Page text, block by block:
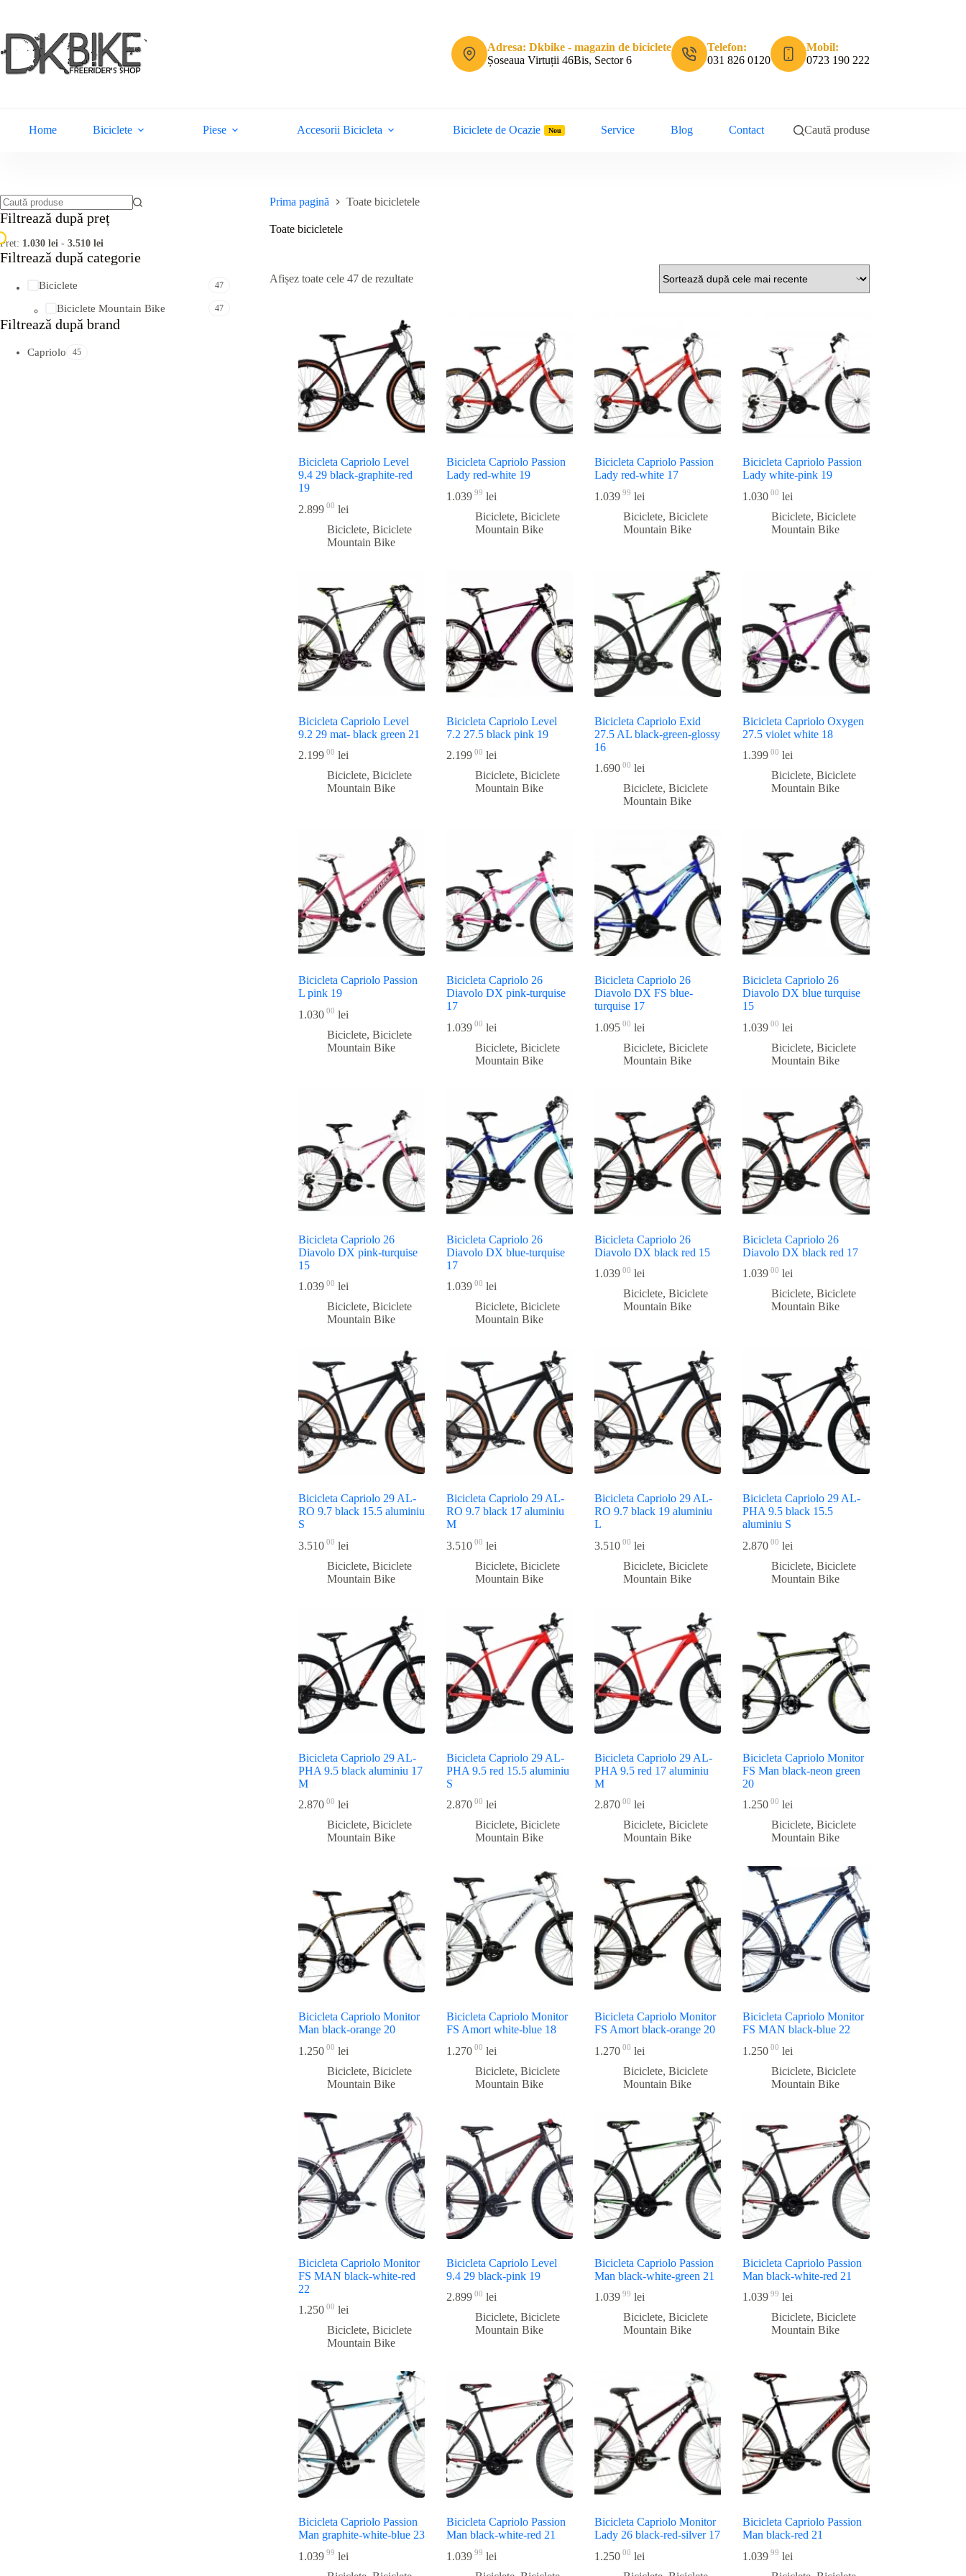
conținut
Adresa: Dkbike - magazin de biciclete
Șoseaua Virtuții 46Bis, Sector 6
Telefon:
031 826 0120
Mobil:
0723 190 222
Home Biciclete Piese Accesorii Bicicleta Biciclete de Ocazie Nou Service Blog Contact Caută produse
Prima pagină Toate bicicletele
Toate bicicletele
Afișez toate cele 47 de rezultateSortat
Bicicleta Capriolo Level
9.4 29 black-graphite-red
19
2.89900 lei
Biciclete, Biciclete
Mountain Bike
Bicicleta Capriolo Passion
Lady red-white 19
1.039 99 lei
Biciclete,Biciclete
Mountain Bike
Bicicleta Capriolo Passion
Lady red-white 17
1.039 99 lei
Biciclete,Biciclete
Mountain Bike
Bicicleta Capriolo Passion
Lady white-pink 19
1.030 00 lei
Biciclete,Biciclete
Mountain Bike
Bicicleta Capriolo Level
9.2 29 mat- black green 21
2.19900 lei
Biciclete, Biciclete
Mountain Bike
Bicicleta Capriolo Level
7.2 27.5 black pink 19
2.199 00 lei
Biciclete,Biciclete
Mountain Bike
Bicicleta Capriolo Exid
27.5 AL black-green-glossy
16
1.690 00 lei
Biciclete,Biciclete
Mountain Bike
Bicicleta Capriolo Oxygen
27.5 violet white 18
1.399 00 lei
Biciclete,Biciclete
Mountain Bike
Bicicleta Capriolo Passion
L pink 19
1.03000 lei
Biciclete, Biciclete
Mountain Bike
Bicicleta Capriolo 26
Diavolo DX pink-turquise
17
1.039 00 lei
Biciclete,Biciclete
Mountain Bike
Bicicleta Capriolo 26
Diavolo DX FS blue-
turquise 17
1.095 00 lei
Biciclete,Biciclete
Mountain Bike
Bicicleta Capriolo 26
Diavolo DX blue turquise
15
1.039 00 lei
Biciclete,Biciclete
Mountain Bike
Bicicleta Capriolo 26
Diavolo DX pink-turquise
15
1.03900 lei
Biciclete, Biciclete
Mountain Bike
Bicicleta Capriolo 26
Diavolo DX blue-turquise
17
1.039 00 lei
Biciclete,Biciclete
Mountain Bike
Bicicleta Capriolo 26
Diavolo DX black red 15
1.039 00 lei
Biciclete,Biciclete
Mountain Bike
Bicicleta Capriolo 26
Diavolo DX black red 17
1.039 00 lei
Biciclete,Biciclete
Mountain Bike
Bicicleta Capriolo 29 AL-
RO 9.7 black 15.5 aluminiu
S
3.51000 lei
Biciclete, Biciclete
Mountain Bike
Bicicleta Capriolo 29 AL-
RO 9.7 black 17 aluminiu
M
3.510 00 lei
Biciclete,Biciclete
Mountain Bike
Bicicleta Capriolo 29 AL-
RO 9.7 black 19 aluminiu
L
3.510 00 lei
Biciclete,Biciclete
Mountain Bike
Bicicleta Capriolo 29 AL-
PHA 9.5 black 15.5
aluminiu S
2.870 00 lei
Biciclete,Biciclete
Mountain Bike
Bicicleta Capriolo 29 AL-
PHA 9.5 black aluminiu 17
M
2.87000 lei
Biciclete, Biciclete
Mountain Bike
Bicicleta Capriolo 29 AL-
PHA 9.5 red 15.5 aluminiu
S
2.870 00 lei
Biciclete,Biciclete
Mountain Bike
Bicicleta Capriolo 29 AL-
PHA 9.5 red 17 aluminiu
M
2.870 00 lei
Biciclete,Biciclete
Mountain Bike
Bicicleta Capriolo Monitor
FS Man black-neon green
20
1.250 00 lei
Biciclete,Biciclete
Mountain Bike
Bicicleta Capriolo Monitor
Man black-orange 20
1.250 00 lei
Biciclete, Biciclete
Mountain Bike
Bicicleta Capriolo Monitor
FS Amort white-blue 18
1.270 00 lei
Biciclete,Biciclete
Mountain Bike
Bicicleta Capriolo Monitor
FS Amort black-orange 20
1.270 00 lei
Biciclete,Biciclete
Mountain Bike
Bicicleta Capriolo Monitor
FS MAN black-blue 22
1.250 00 lei
Biciclete,Biciclete
Mountain Bike
Bicicleta Capriolo Monitor
FS MAN black-white-red
22
1.25000 lei
Biciclete, Biciclete
Mountain Bike
Bicicleta Capriolo Level
9.4 29 black-pink 19
2.899 00 lei
Biciclete,Biciclete
Mountain Bike
Bicicleta Capriolo Passion
Man black-white-green 21
1.039 99 lei
Biciclete,Biciclete
Mountain Bike
Bicicleta Capriolo Passion
Man black-white-red 21
1.039 99 lei
Biciclete,Biciclete
Mountain Bike
Bicicleta Capriolo Passion
Man graphite-white-blue 23
1.039 99 lei
Bicicleta Capriolo Passion
Man black-white-red 21
1.039 99 lei
Bicicleta Capriolo Monitor
Lady 26 black-red-silver 17
1.250 00 lei
Bicicleta Capriolo Passion
Man black-red 21
1.039 99 lei
Niciun
Filtreazǎ dupǎ preț
Pret: 1.030 lei - 3.510 lei
Filtreazǎ dupǎ categorie
Biciclete 47
Biciclete Mountain Bike 47
Filtreazǎ dupǎ brand
Capriolo 45